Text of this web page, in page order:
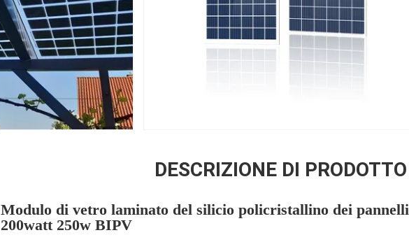
DESCRIZIONE DI PRODOTTO
Modulo di vetro laminato del silicio policristallino dei
200watt 250w BIPV